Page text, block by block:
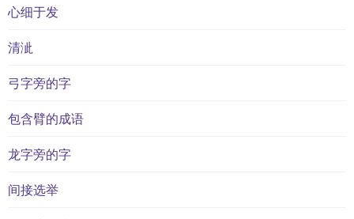
心细于发
清泚
弓字旁的字
包含臂的成语
龙字旁的字
间接选举